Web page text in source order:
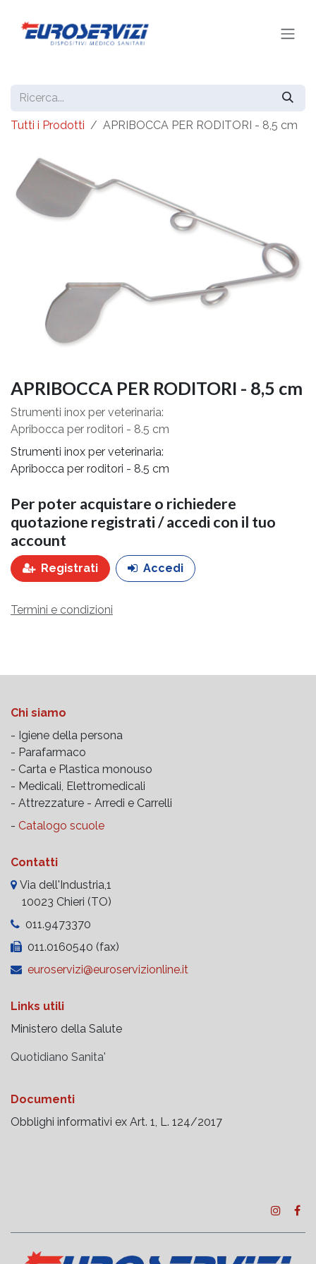
Tutti i Prodotti APRIBOCCA PER RODITORI - 8,5 cm
APRIBOCCA PER RODITORI - 8,5 cm
Strumenti inox per veterinaria:
Apribocca per roditori - 8.5 cm
Strumenti inox per veterinaria:
Apribocca per roditori - 8.5 cm
Per poter acquistare o richiedere
quotazione registrati / accedi con il tuo
account
Registrati Accedi
Termini e condizioni
Chi siamo
- Igiene della persona
- Parafarmaco
- Carta e Plastica monouso
- Medicali, Elettromedicali
- Attrezzature - Arredi e Carrelli
- Catalogo scuole
Contatti
Via dell'Industria,1
10023 Chieri (TO)
011.9473370
011.0160540 (fax)
euroservizi@euroservizionline.it
Links utili
Ministero della Salute
Quotidiano Sanita'
Documenti
Obblighi informativi ex Art. 1, L. 124/2017